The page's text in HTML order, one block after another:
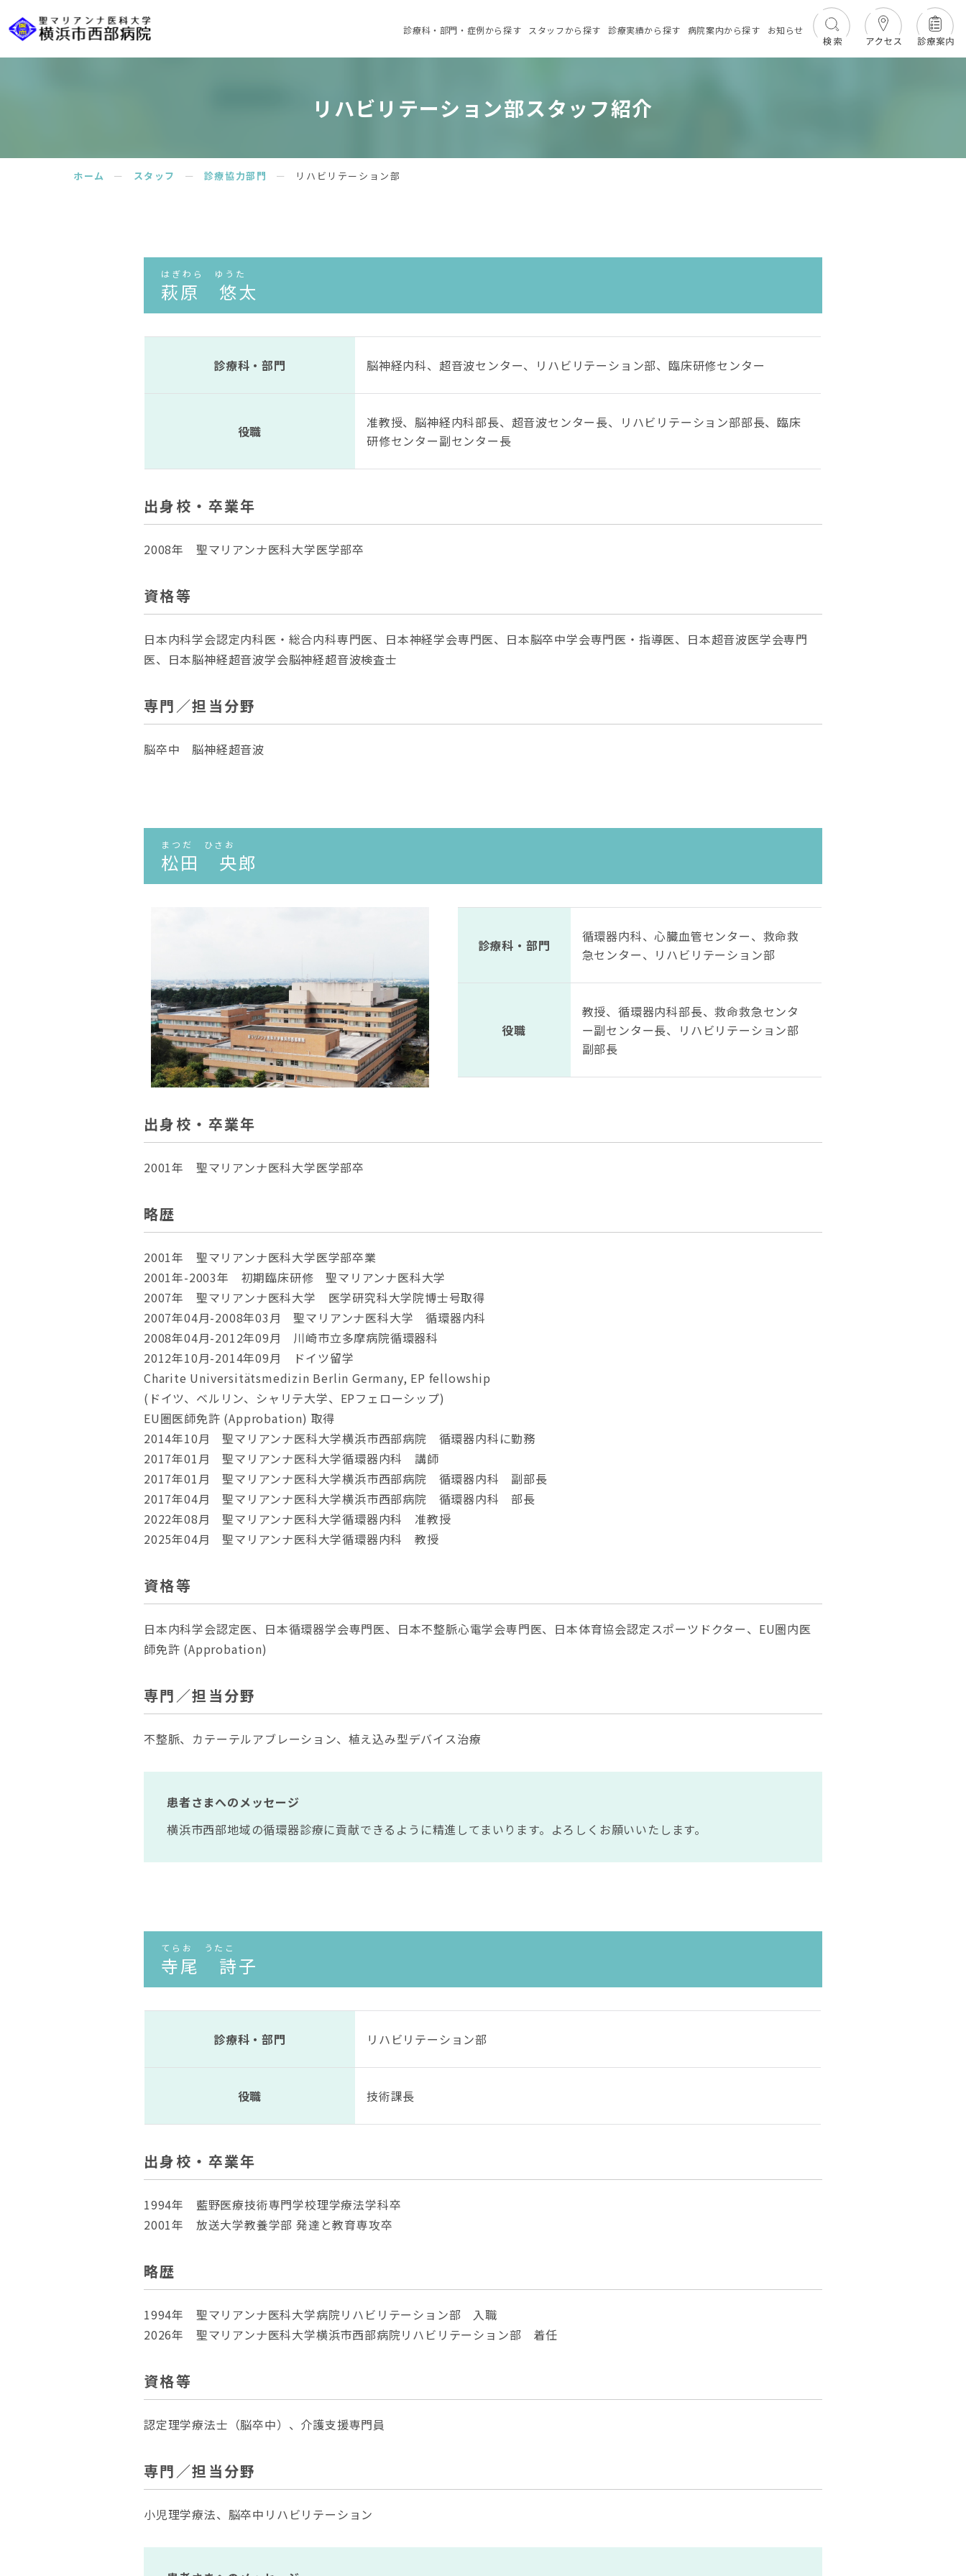
診療科・部門・症例から探す スタッフから探す 診療実績から探す 病院案内から探す お知らせ
リハビリテーション部スタッフ紹介
ホーム ー スタッフ ー 診療協力部門 ー リハビリテーション部
はぎわら ゆうた
萩原 悠太
診療科・部門 脳神経内科、超音波センター、リハビリテーション部、臨床研修センター
役職
准教授、脳神経内科部長、超音波センター長、リハビリテーション部部長、臨床
研修センター副センター長
出身校・卒業年
2008年 聖マリアンナ医科大学医学部卒
資格等
日本内科学会認定内科医・総合内科専門医、日本神経学会専門医、日本脳卒中学会専門医・指導医、日本超音波医学会専門
医、日本脳神経超音波学会脳神経超音波検査士
専門／担当分野
脳卒中 脳神経超音波
まつだ ひさお
松田 央郎
診療科・部門
循環器内科、心臓血管センター、救命救
急センター、リハビリテーション部
役職
教授、循環器内科部長、救命救急センタ
ー副センター長、リハビリテーション部
副部長
出身校・卒業年
2001年 聖マリアンナ医科大学医学部卒
略歴
2001年 聖マリアンナ医科大学医学部卒業
2001年-2003年 初期臨床研修 聖マリアンナ医科大学
2007年 聖マリアンナ医科大学 医学研究科大学院博士号取得
2007年04月-2008年03月 聖マリアンナ医科大学 循環器内科
2008年04月-2012年09月 川崎市立多摩病院循環器科
2012年10月-2014年09月 ドイツ留学
Charite Universitätsmedizin Berlin Germany, EP fellowship
(ドイツ、ベルリン、シャリテ大学、EPフェローシップ)
EU圏医師免許 (Approbation) 取得
2014年10月 聖マリアンナ医科大学横浜市西部病院 循環器内科に勤務
2017年01月 聖マリアンナ医科大学循環器内科 講師
2017年01月 聖マリアンナ医科大学横浜市西部病院 循環器内科 副部長
2017年04月 聖マリアンナ医科大学横浜市西部病院 循環器内科 部長
2022年08月 聖マリアンナ医科大学循環器内科 准教授
2025年04月 聖マリアンナ医科大学循環器内科 教授
資格等
日本内科学会認定医、日本循環器学会専門医、日本不整脈心電学会専門医、日本体育協会認定スポーツドクター、EU圏内医
師免許 (Approbation)
専門／担当分野
不整脈、カテーテルアブレーション、植え込み型デバイス治療
患者さまへのメッセージ
横浜市西部地域の循環器診療に貢献できるように精進してまいります。よろしくお願いいたします。
てらお うたこ
寺尾 詩子
診療科・部門 リハビリテーション部
役職 技術課長
出身校・卒業年
1994年 藍野医療技術専門学校理学療法学科卒
2001年 放送大学教養学部 発達と教育専攻卒
略歴
1994年 聖マリアンナ医科大学病院リハビリテーション部 入職
2026年 聖マリアンナ医科大学横浜市西部病院リハビリテーション部 着任
資格等
認定理学療法士（脳卒中）、介護支援専門員
専門／担当分野
小児理学療法、脳卒中リハビリテーション